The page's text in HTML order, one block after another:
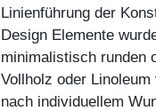
Linienführung der
Design Elemente
minimalistisch runden
Vollholz oder
nach individuellem